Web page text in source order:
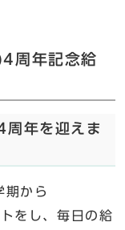
周年記念給
年を迎えま
期から
をし、毎日の給